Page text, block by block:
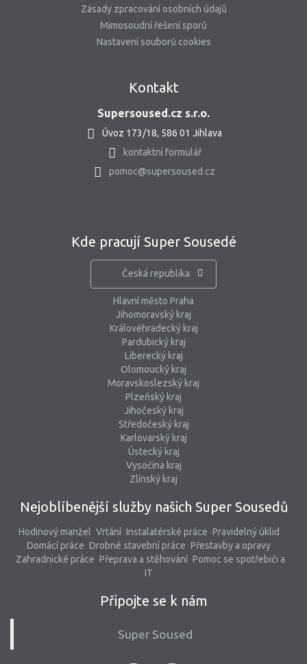
Zásady zpracování osobních údajů
Mimosoudní řešení sporů
Nastavení souborů cookies
Kontakt
Supersoused.cz s.r.o.
Úvoz 173/18, 586 01 Jihlava
kontaktní formulář
pomoc@supersoused.cz
Kde pracují Super Sousedé
Česká republika
Hlavní město Praha
Jihomoravský kraj
Královéhradecký kraj
Pardubický kraj
Liberecký kraj
Olomoucký kraj
Moravskoslezský kraj
Plzeňský kraj
Jihočeský kraj
Středočeský kraj
Karlovarský kraj
Ústecký kraj
Vysočina kraj
Zlínský kraj
Nejoblíbenější služby našich Super Sousedů
Hodinový manžel Vrtání Instalatérské práce Pravidelný úklid
Domácí práce Drobné stavební práce Přestavby a opravy
Zahradnické práce Přeprava a stěhování Pomoc se spotřebiči a
IT
Připojte se k nám
Super Soused